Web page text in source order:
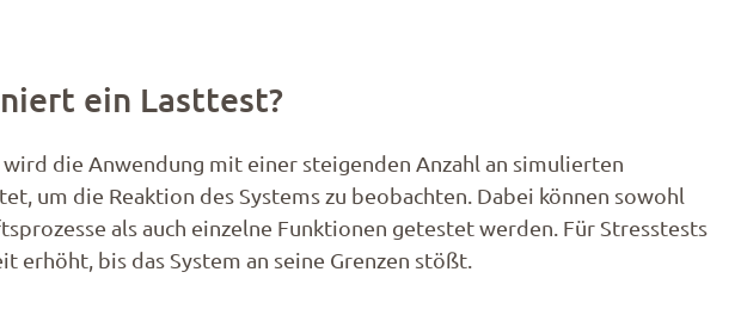
ein Lasttest?
die Anwendung mit einer steigenden Anzahl an simulierten
um die Reaktion des Systems zu beobachten. Dabei können sowohl
als auch einzelne Funktionen getestet werden. Für Stresstests
erhöht, bis das System an seine Grenzen stößt.​